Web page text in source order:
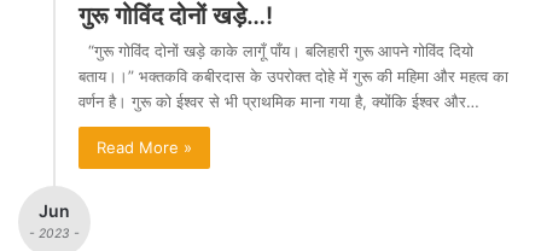
गुरू गोविंद दोनों खड़े…!
“गुरू गोविंद दोनों खड़े काके लागूँ पाँय। बलिहारी गुरू आपने गोविंद दियो
बताय।।” भक्तकवि कबीरदास के उपरोक्त दोहे में गुरू की महिमा और महत्व का
वर्णन है। गुरू को ईश्वर से भी प्राथमिक माना गया है, क्योंकि ईश्वर और…
Read More »
Jun
- 2023 -